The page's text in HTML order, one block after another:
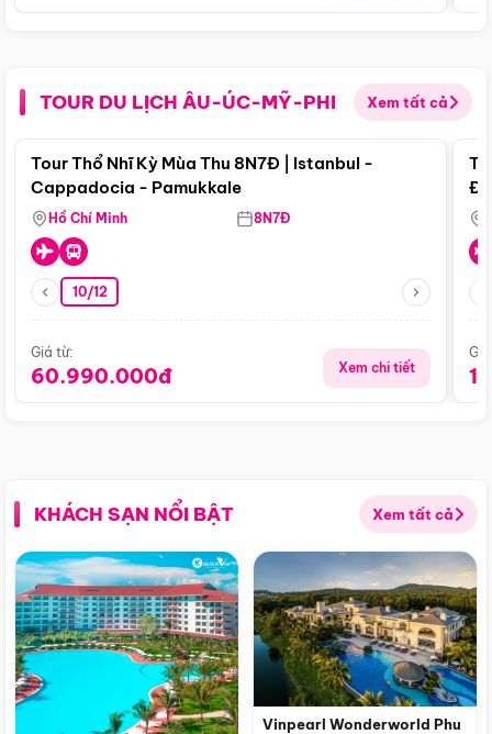
TOUR DU LỊCH ÂU-ÚC-MỸ-PHI Xem tất cả
Điểm nổi bật
Tour Thổ Nhĩ Kỳ Mùa Thu 8N7Đ | Istanbul -
Cappadocia - Pamukkale
Hồ Chí Minh 8N7Đ
10/12
Giá từ:
60.990.000đ Xem chi tiết
KHÁCH SẠN NỔI BẬT Xem tất cả
Vinpearl Wonderworld Phu